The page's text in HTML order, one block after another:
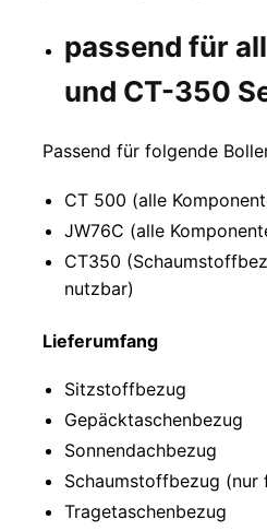
passend für
und CT-350
Passend für folgende
CT 500 (alle
JW76C (alle
CT350
nutzbar)
Lieferumfang
Sitzstoffbezug
Gepäcktaschenbezug
Sonnendachbezug
Schaumstoffbezug (nur
Tragetaschenbezug